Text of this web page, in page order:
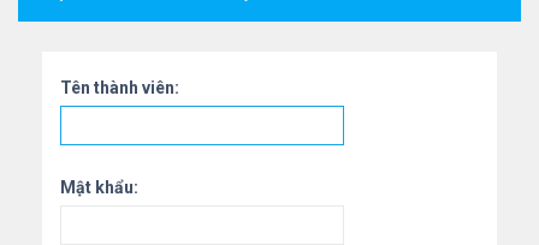
Tên thành viên:
Mật khẩu: